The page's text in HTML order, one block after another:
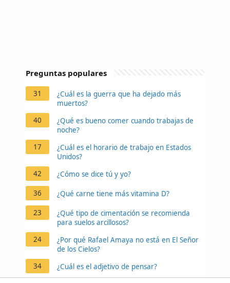
Preguntas populares
31
¿Cuál es la guerra que ha dejado más
muertos?
40
¿Qué es bueno comer cuando trabajas de
noche?
17
¿Cuál es el horario de trabajo en Estados
Unidos?
42
¿Cómo se dice tú y yo?
36 ¿Qué carne tiene más vitamina D?
23
¿Qué tipo de cimentación se recomienda
para suelos arcillosos?
24
¿Por qué Rafael Amaya no está en El Señor
de los Cielos?
34
¿Cuál es el adjetivo de pensar?